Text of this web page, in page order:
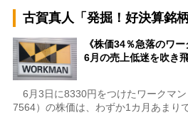
古賀真人「発掘！好決算銘柄
《株価34％急落のワ
6月の売上低迷を吹き
6月3日に8330円をつけたワークマン
7564）の株価は、わずか1カ月あまり